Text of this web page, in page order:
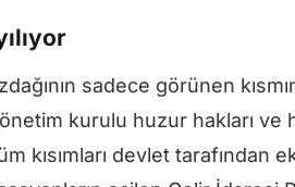
sadece görünen
kurulu huzur hakları ve
kısımları devlet tarafından